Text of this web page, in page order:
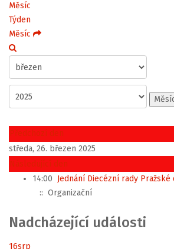
Měsíc
Týden
Měsíc
Předchozí den
středa, 26. březen 2025
Následující den
14:00 Jednání Diecézní rady Pražské
:: Organizační
Nadcházející události
16srp